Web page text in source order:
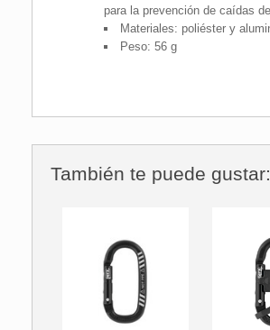
para la prevención de caídas
Materiales: poliéster y
Peso: 56 g
También te puede gustar: